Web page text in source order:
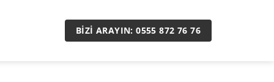
BIZI ARAYIN: 0555 872 76 76